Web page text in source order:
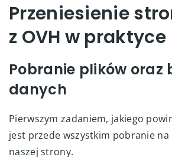
Przeniesienie
z OVH w praktyce
Pobranie plików oraz
danych
Pierwszym zadaniem, jakiego
jest przede wszystkim pobranie na
naszej strony.